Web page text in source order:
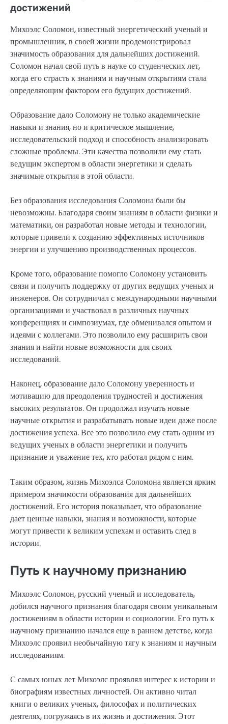
достижений
Михоэлс Соломон, известный энергетический ученый и
промышленник, в своей жизни продемонстрировал
значимость образования для дальнейших достижений.
Соломон начал свой путь в науке со студенческих лет,
когда его страсть к знаниям и научным открытиям стала
определяющим фактором его будущих достижений.
Образование дало Соломону не только академические
навыки и знания, но и критическое мышление,
исследовательский подход и способность анализировать
сложные проблемы. Эти качества позволили ему стать
ведущим экспертом в области энергетики и сделать
значимые открытия в этой области.
Без образования исследования Соломона были бы
невозможны. Благодаря своим знаниям в области физики и
математики, он разработал новые методы и технологии,
которые привели к созданию эффективных источников
энергии и улучшению производственных процессов.
Кроме того, образование помогло Соломону установить
связи и получить поддержку от других ведущих ученых и
инженеров. Он сотрудничал с международными научными
организациями и участвовал в различных научных
конференциях и симпозиумах, где обменивался опытом и
идеями с коллегами. Это позволило ему расширить свои
знания и найти новые возможности для своих
исследований.
Наконец, образование дало Соломону уверенность и
мотивацию для преодоления трудностей и достижения
высоких результатов. Он продолжал изучать новые
научные открытия и разрабатывать новые идеи даже после
достижения успеха. Все это позволило ему стать одним из
ведущих ученых в области энергетики и получить
признание и уважение тех, кто работал рядом с ним.
Таким образом, жизнь Михоэлса Соломона является ярким
примером значимости образования для дальнейших
достижений. Его история показывает, что образование
дает ценные навыки, знания и возможности, которые
могут привести к великим успехам и оставить след в
истории.
Путь к научному признанию
Михоэлс Соломон, русский ученый и исследователь,
добился научного признания благодаря своим уникальным
достижениям в области истории и социологии. Его путь к
научному признанию начался еще в раннем детстве, когда
Михоэлс проявил необычайную тягу к знаниям и научным
исследованиям.
С самых юных лет Михоэлс проявлял интерес к истории и
биографиям известных личностей. Он активно читал
книги о великих ученых, философах и политических
деятелях, погружаясь в их жизнь и достижения. Этот